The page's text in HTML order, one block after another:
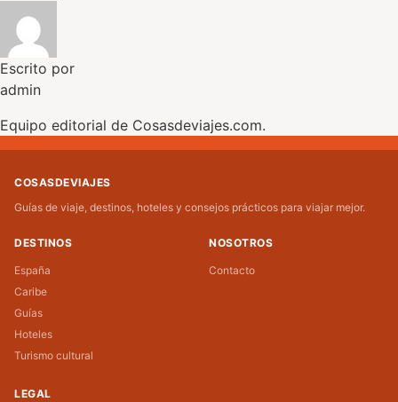
Escrito por
admin
Equipo editorial de Cosasdeviajes.com.
COSASDEVIAJES
Guías de viaje, destinos, hoteles y consejos prácticos para viajar mejor.
DESTINOS
España
Caribe
Guías
Hoteles
Turismo cultural
NOSOTROS
Contacto
LEGAL